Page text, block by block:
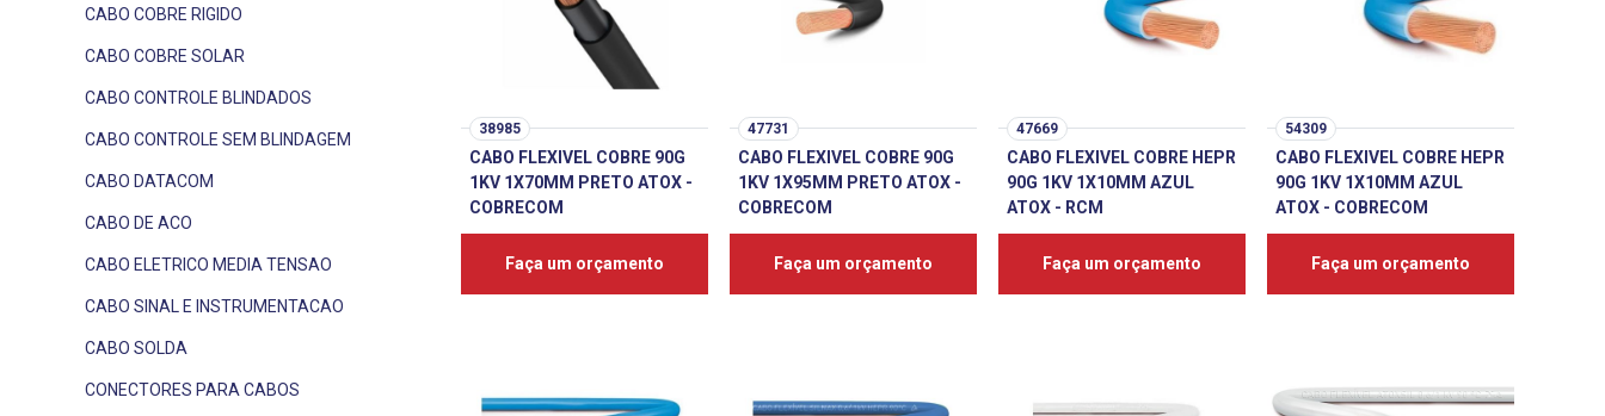
CABO COBRE RIGIDO
CABO COBRE SOLAR
CABO CONTROLE BLINDADOS
CABO CONTROLE SEM BLINDAGEM
CABO DATACOM
CABO DE ACO
CABO ELETRICO MEDIA TENSAO
CABO SINAL E INSTRUMENTACAO
CABO SOLDA
CONECTORES PARA CABOS
38985
CABO FLEXIVEL COBRE 90G
1KV 1X70MM PRETO ATOX -
COBRECOM
Faça um orçamento
47731
CABO FLEXIVEL COBRE 90G
1KV 1X95MM PRETO ATOX -
COBRECOM
Faça um orçamento
47669
CABO FLEXIVEL COBRE HEPR
90G 1KV 1X10MM AZUL
ATOX - RCM
Faça um orçamento
54309
CABO FLEXIVEL COBRE HEPR
90G 1KV 1X10MM AZUL
ATOX - COBRECOM
Faça um orçamento